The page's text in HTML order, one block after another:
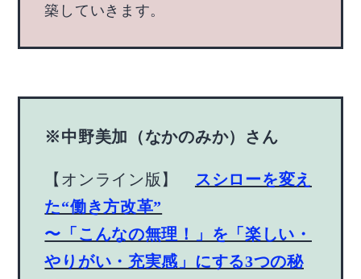
築していきます。
※中野美加（なかのみか）さん
【オンライン版】
スシローを変え
た“働き方改革”
〜「こんなの無理！」を「楽しい・
やりがい・充実感」にする3つの秘